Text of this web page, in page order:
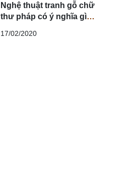
Nghệ thuật tranh gỗ chữ
thư pháp có ý nghĩa gì?
chuộng
17/02/2020